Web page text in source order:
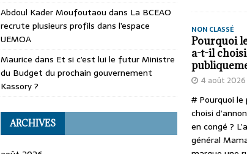
Abdoul Kader Moufoutaou dans La BCEAO
recrute plusieurs profils dans l’espace
UEMOA
Maurice dans Et si c’est lui le futur Ministre
du Budget du prochain gouvernement
Kassory ?
ARCHIVES
NON CLASSÉ
Pourquoi
a-t-il
4 août 2026
# Pourquoi
choisi
en congé ?
général